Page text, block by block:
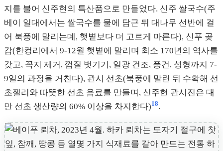
지를 불어 신주현의 특산품으로 만들었다. 신주 쌀국수(주
베이 일대에서는 쌀국수를 물에 담근 뒤 대나무 선반에 걸
어 북풍에 말리는데, 햇볕보다 더 고르게 마른다), 신푸 곶
감(한컹리에서 9-12월 햇볕에 말리며 최소 170년의 역사를
갖고, 꼭지 제거, 껍질 벗기기, 일광 건조, 풍건, 성형까지 7-
9일의 과정을 거친다), 관시 선초(북풍에 말린 뒤 수확해 선
초젤리와 따뜻한 선초 음료를 만들며, 신주현 관시진은 대
만 선초 생산량의 60% 이상을 차지한다)18.